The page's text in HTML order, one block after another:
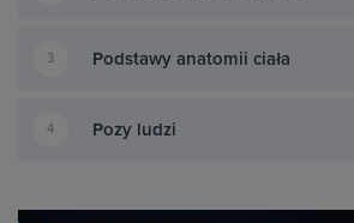
3 Podstawy anatomii ciała
4 Pozy ludzi